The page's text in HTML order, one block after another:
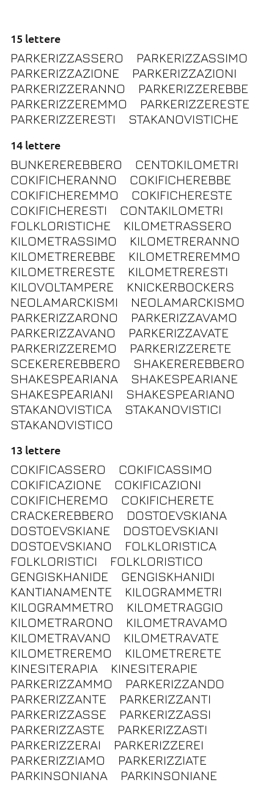
15 lettere
PARKERIZZASSERO
PARKERIZZASSIMO
PARKERIZZAZIONE
PARKERIZZAZIONI
PARKERIZZERANNO
PARKERIZZEREBBE
PARKERIZZEREMMO
PARKERIZZERESTE
PARKERIZZERESTI
STAKANOVISTICHE
14 lettere
BUNKEREREBBERO
CENTOKILOMETRI
COKIFICHERANNO
COKIFICHEREBBE
COKIFICHEREMMO
COKIFICHERESTE
COKIFICHERESTI
CONTAKILOMETRI
FOLKLORISTICHE
KILOMETRASSERO
KILOMETRASSIMO
KILOMETRERANNO
KILOMETREREBBE
KILOMETREREMMO
KILOMETRERESTE
KILOMETRERESTI
KILOVOLTAMPERE
KNICKERBOCKERS
NEOLAMARCKISMI
NEOLAMARCKISMO
PARKERIZZARONO
PARKERIZZAVAMO
PARKERIZZAVANO
PARKERIZZAVATE
PARKERIZZEREMO
PARKERIZZERETE
SCEKEREREBBERO
SHAKEREREBBERO
SHAKESPEARIANA
SHAKESPEARIANE
SHAKESPEARIANI
SHAKESPEARIANO
STAKANOVISTICA
STAKANOVISTICI
STAKANOVISTICO
13 lettere
COKIFICASSERO
COKIFICASSIMO
COKIFICAZIONE
COKIFICAZIONI
COKIFICHEREMO
COKIFICHERETE
CRACKEREBBERO
DOSTOEVSKIANA
DOSTOEVSKIANE
DOSTOEVSKIANI
DOSTOEVSKIANO
FOLKLORISTICA
FOLKLORISTICI
FOLKLORISTICO
GENGISKHANIDE
GENGISKHANIDI
KANTIANAMENTE
KILOGRAMMETRI
KILOGRAMMETRO
KILOMETRAGGIO
KILOMETRARONO
KILOMETRAVAMO
KILOMETRAVANO
KILOMETRAVATE
KILOMETREREMO
KILOMETRERETE
KINESITERAPIA
KINESITERAPIE
PARKERIZZAMMO
PARKERIZZANDO
PARKERIZZANTE
PARKERIZZANTI
PARKERIZZASSE
PARKERIZZASSI
PARKERIZZASTE
PARKERIZZASTI
PARKERIZZERAI
PARKERIZZEREI
PARKERIZZIAMO
PARKERIZZIATE
PARKINSONIANA
PARKINSONIANE